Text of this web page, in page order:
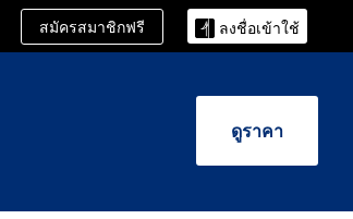
สมัครสมาชิกฟรี ลงชื่อเข้าใช้
ดูราคา